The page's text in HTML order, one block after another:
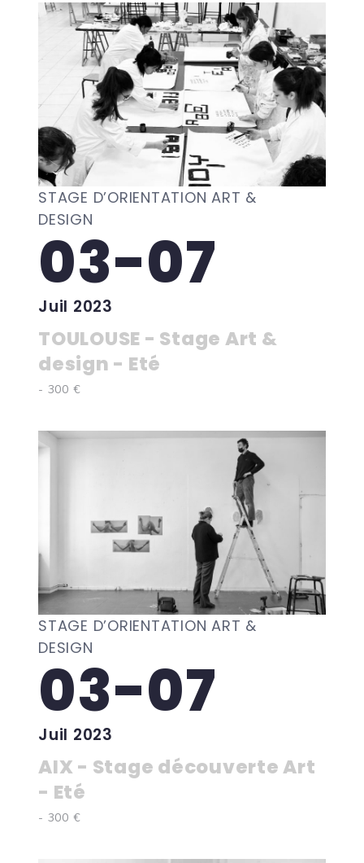
STAGE D’ORIENTATION ART &
DESIGN
03-07
Juil 2023
TOULOUSE - Stage Art &
design - Eté
- 300 €
STAGE D’ORIENTATION ART &
DESIGN
03-07
Juil 2023
AIX - Stage découverte Art
- Eté
- 300 €